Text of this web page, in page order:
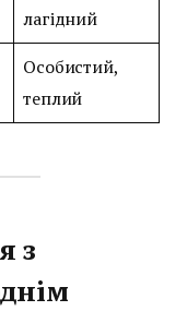
лагідний
Особистий,
теплий
з